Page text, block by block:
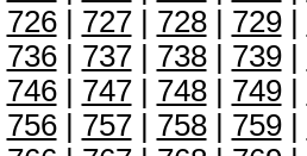
726| 727| 728| 729|
736| 737| 738| 739|
746| 747| 748| 749|
756| 757| 758| 759|